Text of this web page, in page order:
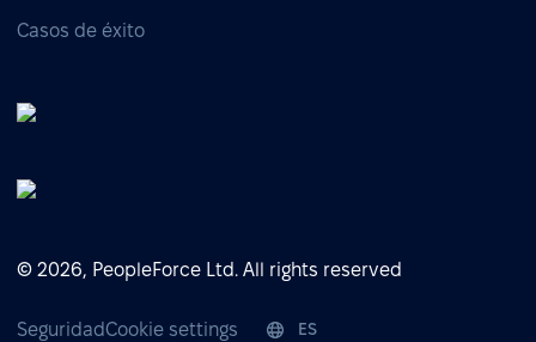
Casos de éxito
© 2026, PeopleForce Ltd. All rights reserved
SeguridadCookie settings ES